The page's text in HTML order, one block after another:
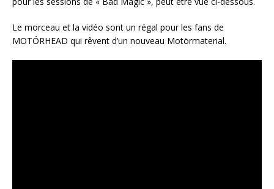
Le morceau et la vidéo sont un régal pour les fans de
MOTÖRHEAD qui rêvent d’un nouveau Motörmaterial.